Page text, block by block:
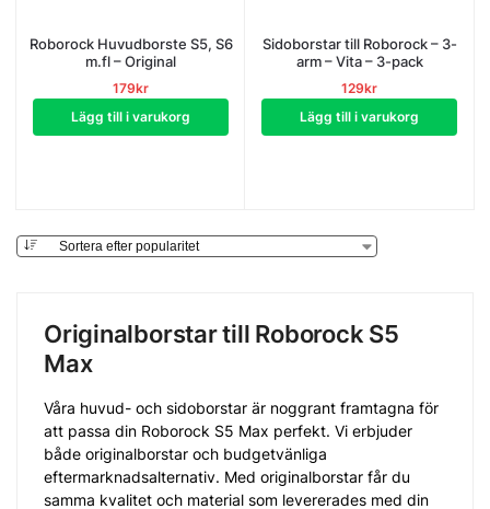
Roborock Huvudborste S5, S6
m.fl – Original
179kr
Lägg till i varukorg
Sidoborstar till Roborock – 3-
arm – Vita – 3-pack
129kr
Lägg till i varukorg
Originalborstar till Roborock S5
Max
Våra huvud- och sidoborstar är noggrant framtagna för
att passa din Roborock S5 Max perfekt. Vi erbjuder
både originalborstar och budgetvänliga
eftermarknadsalternativ. Med originalborstar får du
samma kvalitet och material som levererades med din